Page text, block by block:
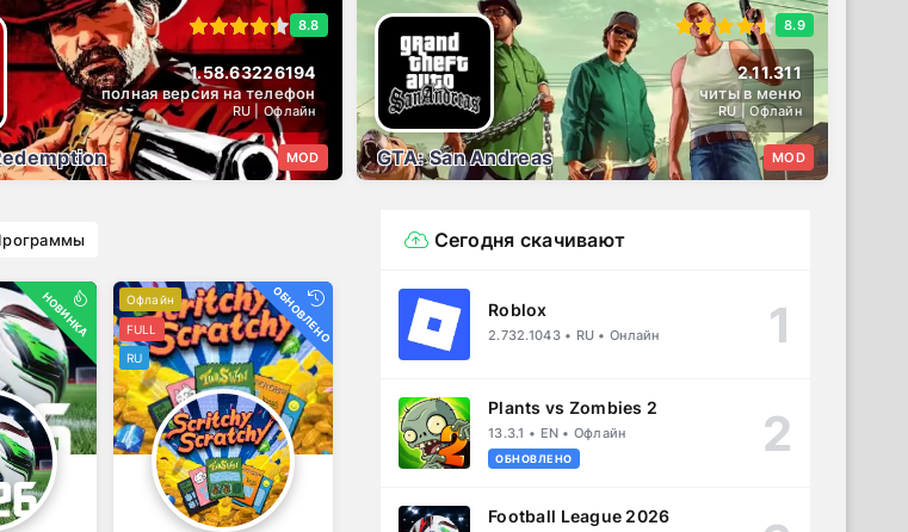
8.8
1.58.63226194
полная версия на телефон
RU | Офлайн
MOD
8.9
2.11.311
читы в меню
RU | Офлайн
GTA: San Andreas MOD
НОВИНКА Офлайн
FULL
RU
ОБНОВЛЕНО
Сегодня скачивают
Roblox
2.732.1043 • RU • Онлайн
Plants vs Zombies 2
13.3.1 • EN • Офлайн
ОБНОВЛЕНО
Football League 2026